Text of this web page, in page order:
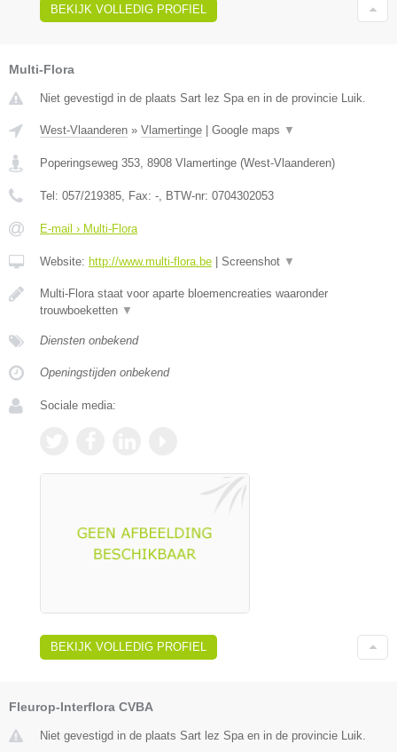
BEKIJK VOLLEDIG PROFIEL
Multi-Flora
Niet gevestigd in de plaats Sart lez Spa en in de provincie Luik.
West-Vlaanderen » Vlamertinge | Google maps ▼
Poperingseweg 353 8908 Vlamertinge (West-Vlaanderen)
Tel: 057/219385 , Fax: - , BTW-nr: 0704302053
E-mail › Multi-Flora
Website: http://www.multi-flora.be | Screenshot ▼
Multi-Flora staat voor aparte bloemencreaties waaronder
trouwboeketten ▼
Diensten onbekend
Openingstijden onbekend
Sociale media:
BEKIJK VOLLEDIG PROFIEL
Fleurop-Interflora CVBA
Niet gevestigd in de plaats Sart lez Spa en in de provincie Luik.